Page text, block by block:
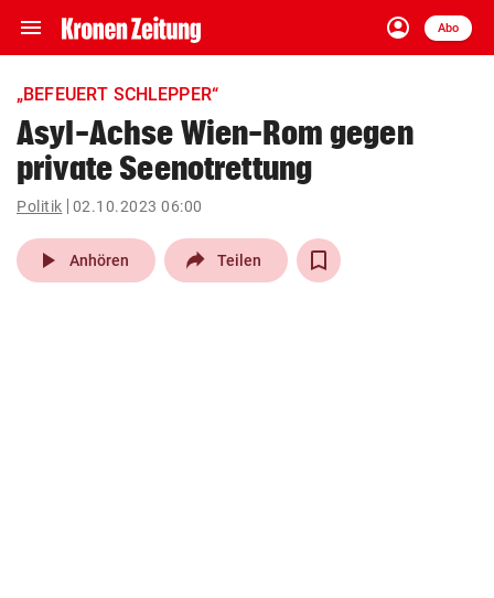
menu Navigation
ein-/ausklappen
account_circle
Anmelden
Abo
close Schließen
account_circle Anmelden
pin_drop
Wien arrow_right
„BEFEUERT SCHLEPPER“
Asyl-Achse Wien-Rom gegen
private Seenotrettung
Politik 02.10.2023 06:00
play_arrow Anhören Teilen